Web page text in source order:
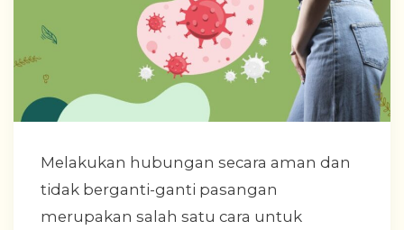
Melakukan hubungan secara aman dan
tidak berganti-ganti pasangan
merupakan salah satu cara untuk